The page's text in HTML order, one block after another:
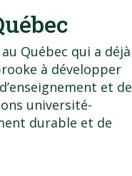
Québec qui a déjà
à développer
et de
université-
durable et de